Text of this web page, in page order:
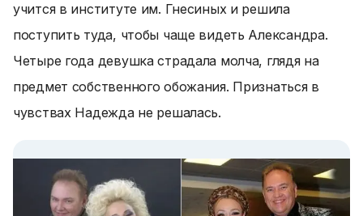
учится в институте им. Гнесиных и решила
поступить туда, чтобы чаще видеть Александра.
Четыре года девушка страдала молча, глядя на
предмет собственного обожания. Признаться в
чувствах Надежда не решалась.